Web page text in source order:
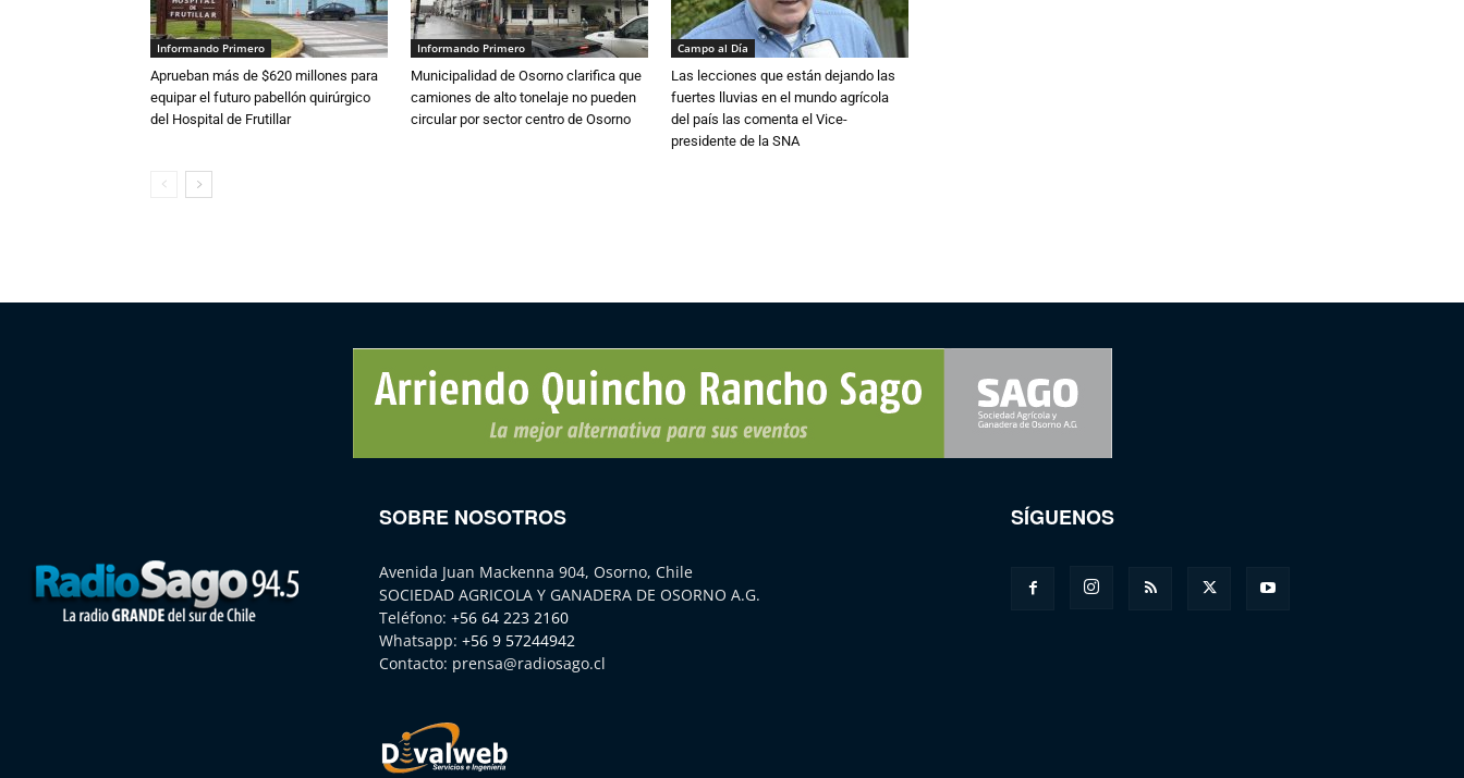
Informando Primero
Aprueban más de $620 millones para
equipar el futuro pabellón quirúrgico
del Hospital de Frutillar
Informando Primero
Municipalidad de Osorno clarifica que
camiones de alto tonelaje no pueden
circular por sector centro de Osorno
Campo al Día
Las lecciones que están dejando las
fuertes lluvias en el mundo agrícola
del país las comenta el Vice-
presidente de la SNA
SOBRE NOSOTROS
Avenida Juan Mackenna 904, Osorno, Chile
SOCIEDAD AGRICOLA Y GANADERA DE OSORNO A.G.
Teléfono: +56 64 223 2160
Whatsapp: +56 9 57244942
Contacto: prensa@radiosago.cl
SÍGUENOS